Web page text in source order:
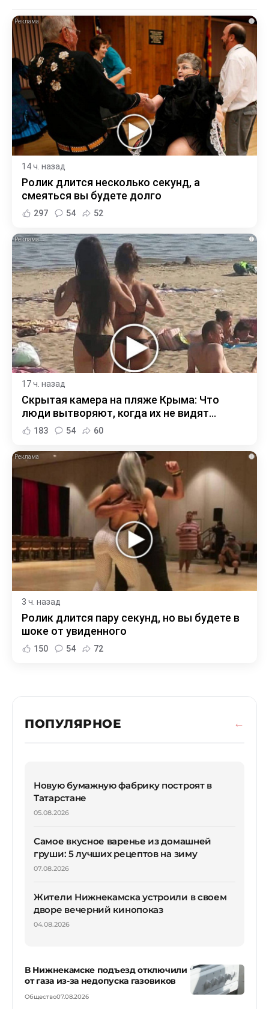
i
14 ч. назад
Ролик длится несколько секунд, а
смеяться вы будете долго
297 54 52
i
17 ч. назад
Скрытая камера на пляже Крыма: Что
люди вытворяют, когда их не видят...
183 54 60
i
3 ч. назад
Ролик длится пару секунд, но вы будете в
шоке от увиденного
150 54 72
ПОПУЛЯРНОЕ
Новую бумажную фабрику построят в
Татарстане
05.08.2026
Самое вкусное варенье из домашней
груши: 5 лучших рецептов на зиму
07.08.2026
Жители Нижнекамска устроили в своем
дворе вечерний кинопоказ
04.08.2026
В Нижнекамске подъезд отключили
от газа из-за недопуска газовиков
Общество07.08.2026